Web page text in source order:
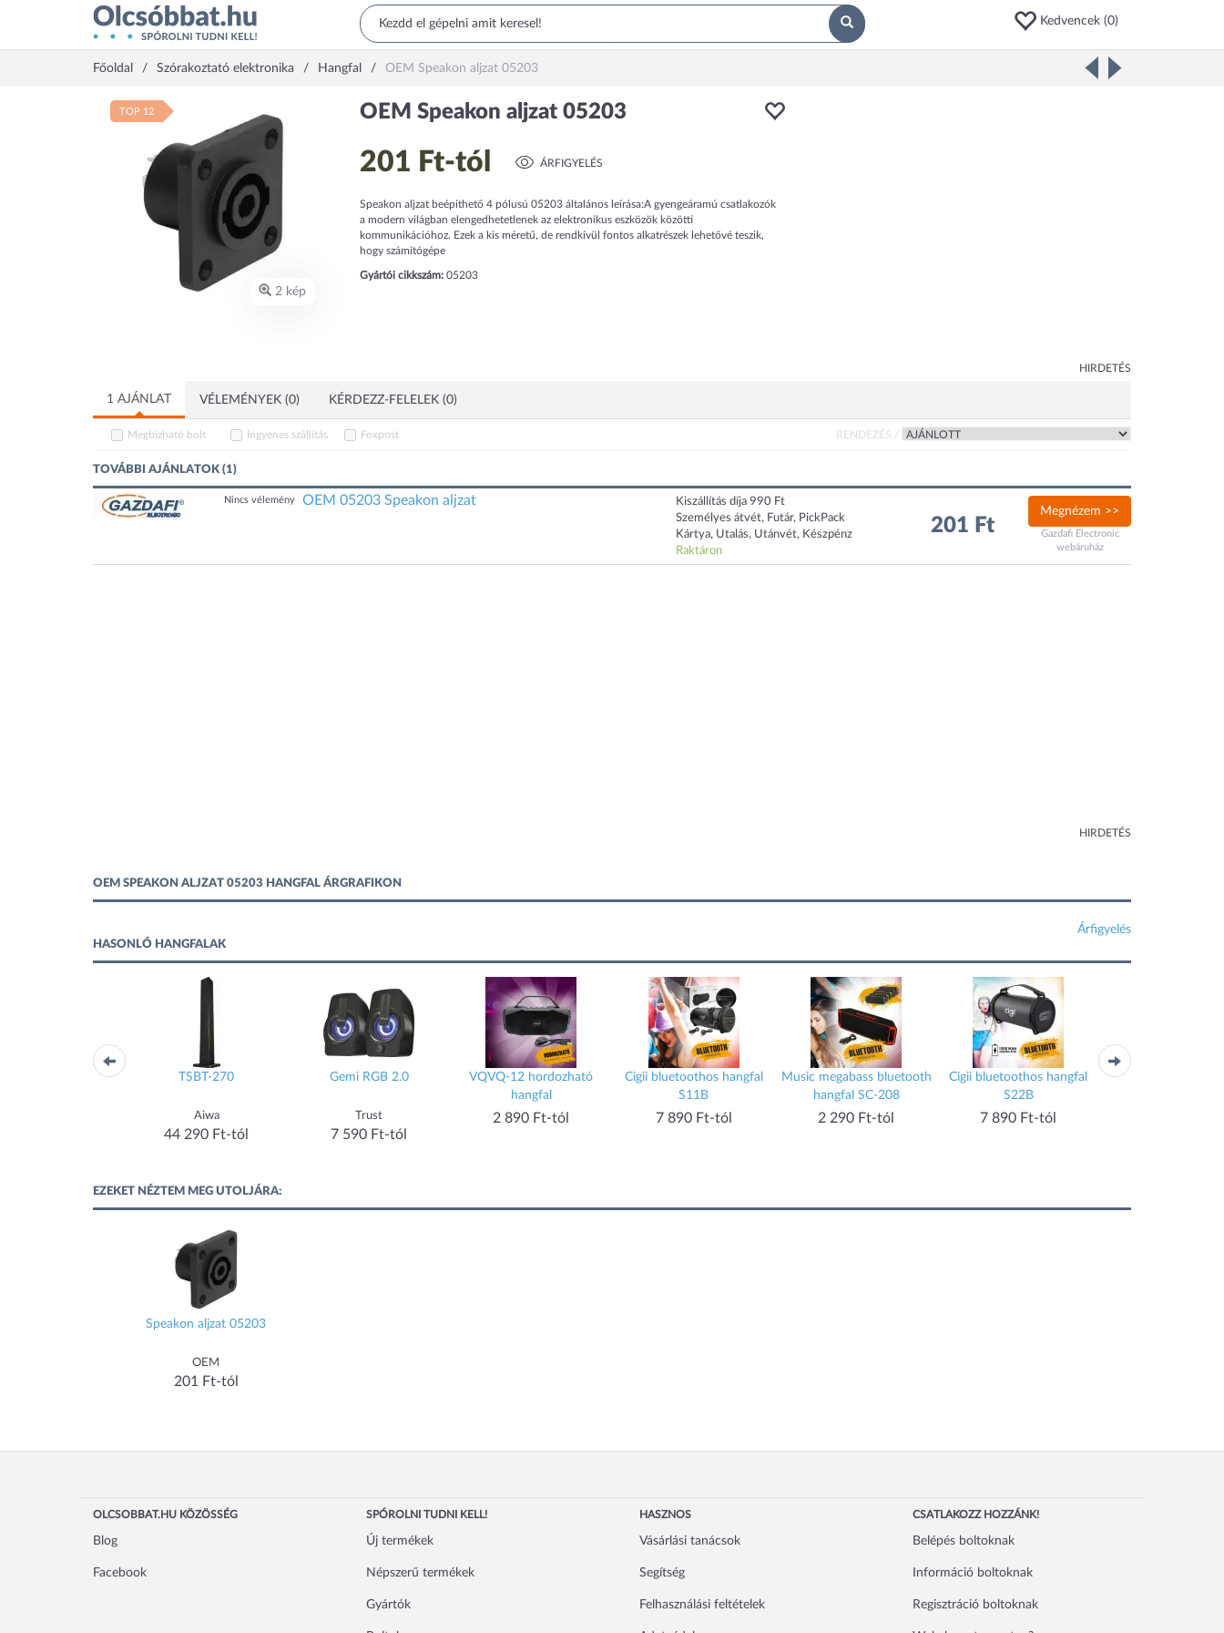
Kedvencek (0)
Főoldal Szórakoztató elektronika Hangfal OEM Speakon aljzat 05203
TOP 12
2 kép
OEM Speakon aljzat 05203
201 Ft-tól ÁRFIGYELÉS
Speakon aljzat beépíthető 4 pólusú 05203 általános leírása:A gyengeáramú csatlakozók
a modern világban elengedhetetlenek az elektronikus eszközök közötti
kommunikációhoz. Ezek a kis méretű, de rendkívül fontos alkatrészek lehetővé teszik,
hogy számítógépe
Gyártói cikkszám:05203
HIRDETÉS
1 AJÁNLAT VÉLEMÉNYEK (0) KÉRDEZZ-FELELEK (0)
Megbízható bolt Ingyenes szállítás Foxpost RENDEZÉS /
TOVÁBBI AJÁNLATOK (1)
Nincs vélemény OEM 05203 Speakon aljzat
Kiszállítás díja 990 Ft
Személyes átvét, Futár, PickPack
Kártya, Utalás, Utánvét, Készpénz
Raktáron
201 Ft
Megnézem >>
Gazdafi Electronic
webáruház
HIRDETÉS
OEM SPEAKON ALJZAT 05203 HANGFAL ÁRGRAFIKON
Árfigyelés
HASONLÓ HANGFALAK
TSBT-270
Aiwa
44 290 Ft-tól
Gemi RGB 2.0
Trust
7 590 Ft-tól
VQVQ-12 hordozható
hangfal
2 890 Ft-tól
Cigii bluetoothos hangfal
S11B
7 890 Ft-tól
Music megabass bluetooth
hangfal SC-208
2 290 Ft-tól
Cigii bluetoothos hangfal
S22B
7 890 Ft-tól
Cigii bluetoothos
EZEKET NÉZTEM MEG UTOLJÁRA:
Speakon aljzat 05203
OEM
201 Ft-tól
OLCSOBBAT.HU KÖZÖSSÉG
Blog
Facebook
SPÓROLNI TUDNI KELL!
Új termékek
Népszerű termékek
Gyártók
HASZNOS
Vásárlási tanácsok
Segítség
Felhasználási feltételek
CSATLAKOZZ HOZZÁNK!
Belépés boltoknak
Információ boltoknak
Regisztráció boltoknak